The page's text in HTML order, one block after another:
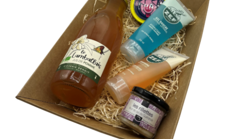
AJOUTER AU PANIER
/
DÉTAILS